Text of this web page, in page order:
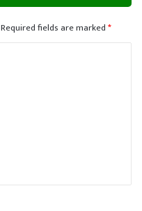
Required fields are marked*